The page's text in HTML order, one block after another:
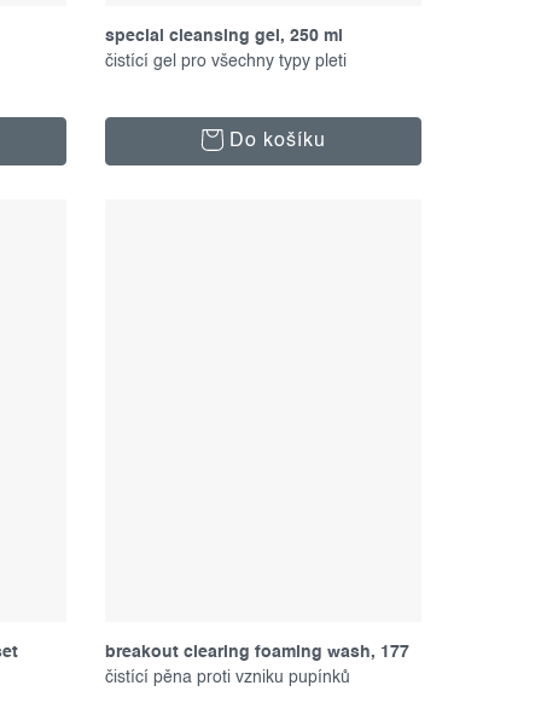
special cleansing gel, 250 ml
čistící gel pro všechny typy pleti
Do košíku
breakout clearing foaming wash, 177
ml
čistící pěna proti vzniku pupínků